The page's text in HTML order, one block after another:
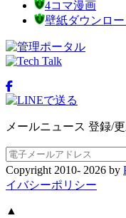
4コマ漫画
壁紙ダウンロー
メールニュース 登録/
Copyright 2010- 2026 by
イバシーポリシー
▲